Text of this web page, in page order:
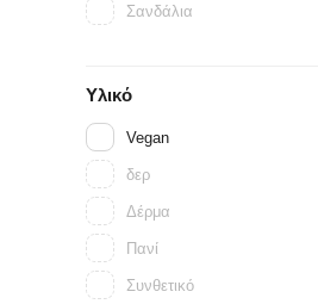
Σανδάλια
Υλικό
Vegan
δερ
Δέρμα
Πανί
Συνθετικό